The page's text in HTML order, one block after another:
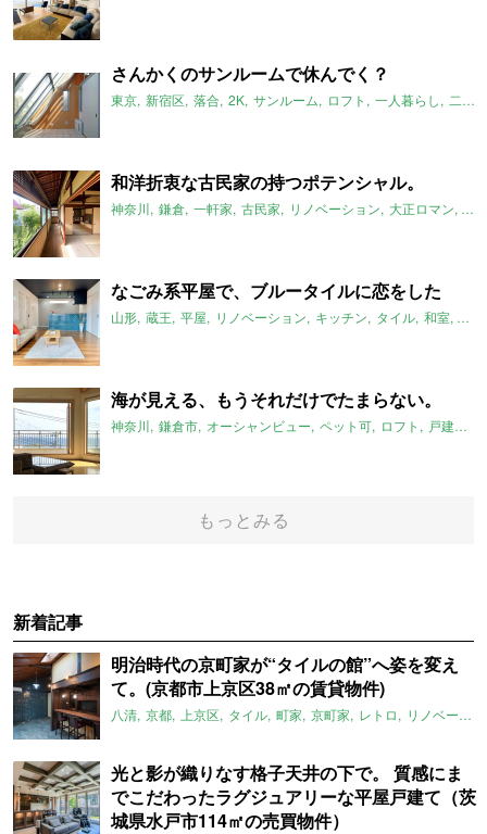
さんかくのサンルームで休んでく？
東京 新宿区 落合 2K サンルーム ロフト 一人暮らし 二人暮らし
和洋折衷な古民家の持つポテンシャル。
神奈川 鎌倉 一軒家 古民家 リノベーション 大正ロマン レ
なごみ系平屋で、ブルータイルに恋をした
山形 蔵王 平屋 リノベーション キッチン タイル 和室 畳
海が見える、もうそれだけでたまらない。
神奈川 鎌倉市 オーシャンビュー ペット可 ロフト 戸建て
もっとみる
新着記事
明治時代の京町家が“タイルの館”へ姿を変え
て。(京都市上京区38㎡の賃貸物件)
八清 京都 上京区 タイル 町家 京町家 レトロ リノベーション
光と影が織りなす格子天井の下で。 質感にま
でこだわったラグジュアリーな平屋戸建て（茨
城県水戸市114㎡の売買物件）